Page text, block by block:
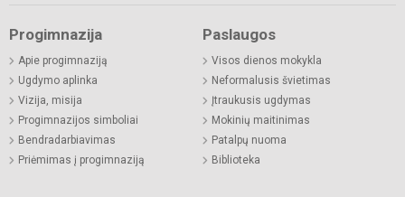
Progimnazija
Apie progimnaziją
Ugdymo aplinka
Vizija, misija
Progimnazijos simboliai
Bendradarbiavimas
Priėmimas į progimnaziją
Paslaugos
Visos dienos mokykla
Neformalusis švietimas
Įtraukusis ugdymas
Mokinių maitinimas
Patalpų nuoma
Biblioteka